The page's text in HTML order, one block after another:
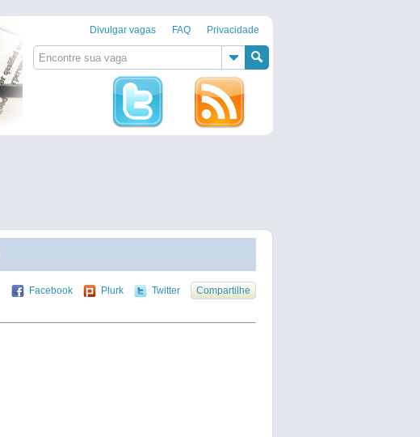
Divulgar vagas FAQ Privacidade
Facebook Plurk Twitter Compartilhe